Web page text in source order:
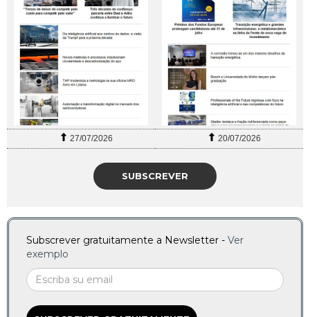
27/07/2026 20/07/2026
SUBSCREVER
Subscrever gratuitamente a Newsletter - Ver
exemplo